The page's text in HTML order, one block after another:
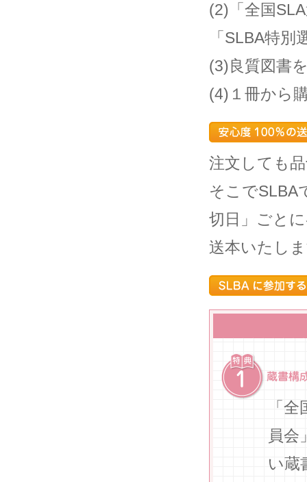
(2)「全国
「SLBA特
(3)良質図書
(4)１冊から
注文しても
そこでSLBA
切日」ごと
送本いたし
「
員会
い蔵